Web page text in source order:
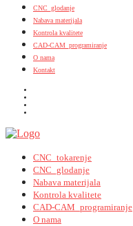
CNC_glodanje
Nabava materijala
Kontrola kvalitete
CAD-CAM_programiranje
O nama
Kontakt
CNC_tokarenje
CNC_glodanje
Nabava materijala
Kontrola kvalitete
CAD-CAM_programiranje
O nama